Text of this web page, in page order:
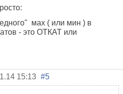
мах ( или мин ) в
- это ОТКАТ или
15:13 #5